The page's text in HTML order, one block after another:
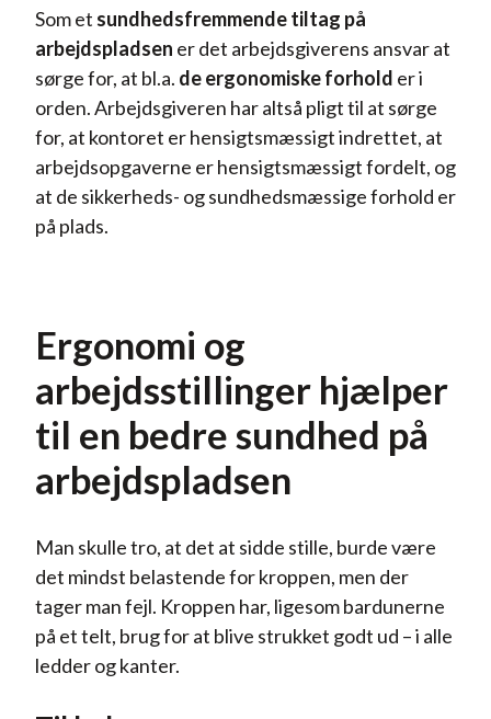
Som et sundhedsfremmende tiltag på
arbejdspladsen er det arbejdsgiverens ansvar at
sørge for, at bl.a. de ergonomiske forhold er i
orden. Arbejdsgiveren har altså pligt til at sørge
for, at kontoret er hensigtsmæssigt indrettet, at
arbejdsopgaverne er hensigtsmæssigt fordelt, og
at de sikkerheds- og sundhedsmæssige forhold er
på plads.
Ergonomi og
arbejdsstillinger hjælper
til en bedre sundhed på
arbejdspladsen
Man skulle tro, at det at sidde stille, burde være
det mindst belastende for kroppen, men der
tager man fejl. Kroppen har, ligesom bardunerne
på et telt, brug for at blive strukket godt ud – i alle
ledder og kanter.